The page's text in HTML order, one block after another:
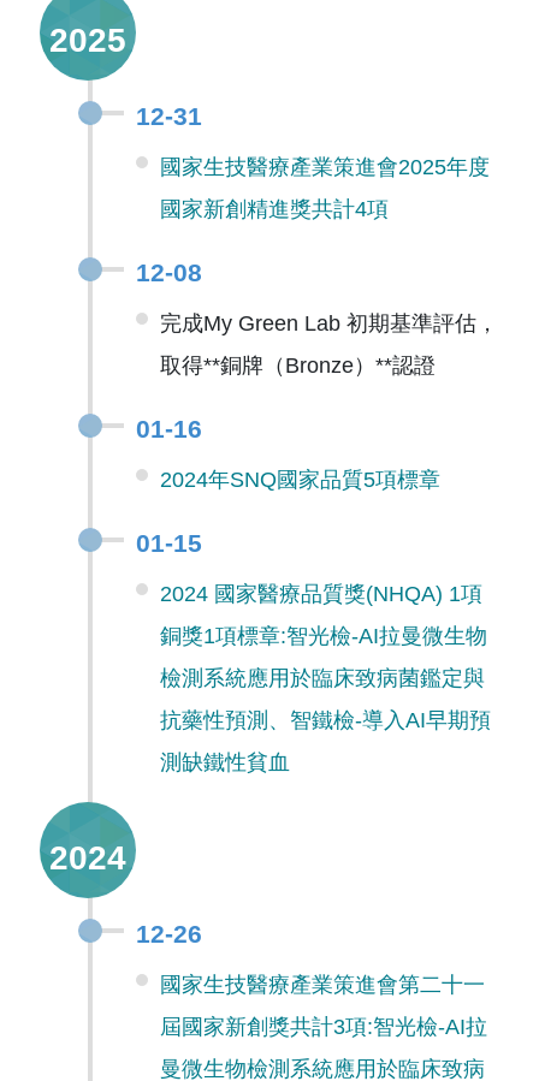
2025
12-31
國家生技醫療產業策進會2025年度
國家新創精進獎共計4項
12-08
完成My Green Lab 初期基準評估，
取得**銅牌（Bronze）**認證
01-16
2024年SNQ國家品質5項標章
01-15
2024 國家醫療品質獎(NHQA) 1項
銅獎1項標章:智光檢-AI拉曼微生物
檢測系統應用於臨床致病菌鑑定與
抗藥性預測、智鐵檢-導入AI早期預
測缺鐵性貧血
2024
12-26
國家生技醫療產業策進會第二十一
屆國家新創獎共計3項:智光檢-AI拉
曼微生物檢測系統應用於臨床致病